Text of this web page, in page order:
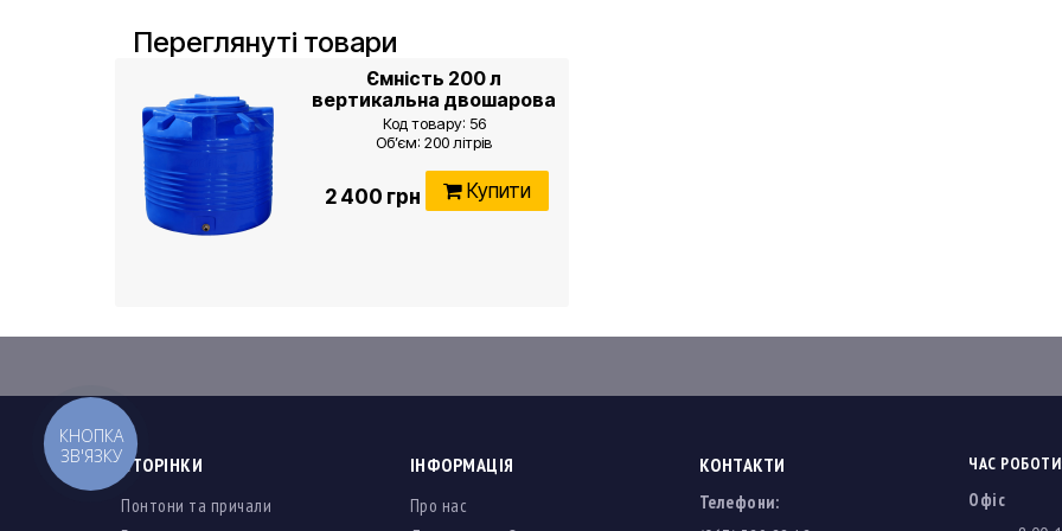
Переглянуті товари
Ємність 200 л
вертикальна двошарова
Код товару: 56
Об’єм: 200 літрів
Діаметр горловини: 35 см
Вага: 7,6 кг ± 5%
2 400 грн Купити
СТОРІНКИ
Понтони та причали
ІНФОРМАЦІЯ
Про нас
КОНТАКТИ
Телефони:
ЧАС
Офіс
КНОПКА
ЗВ'ЯЗКУ